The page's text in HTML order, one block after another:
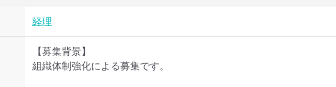
経理
【募集背景】
組織体制強化による募集です。